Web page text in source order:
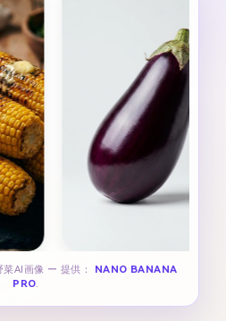
AI画像 ー 提供：
NANO BANANA
PRO.